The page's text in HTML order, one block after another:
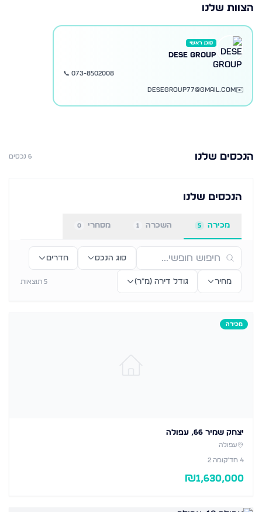
הצוות שלנו
סוכן ראשי
Dese Group
📞 073-8502008
✉️
desegroup77@gmail.com
הנכסים שלנו 6נכסים
הנכסים שלנו
מכירה 5 השכרה 1 מסחרי 0
סוג הנכס חדרים
מחיר גודל דירה (מ״ר) 5 תוצאות
מכירה
יצחק שמיר 66, עפולה
עפולה
4 חד׳קומה 2
₪1,630,000